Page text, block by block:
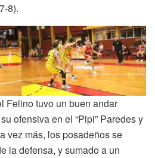
8).
Felino tuvo un buen andar
ofensiva en el “Pipi” Paredes y
vez más, los posadeños se
la defensa, y sumado a un